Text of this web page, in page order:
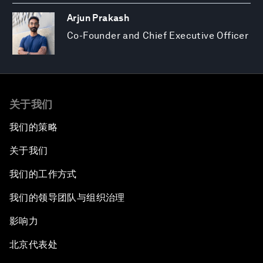
Arjun Prakash
Co-Founder and Chief Executive Officer
关于我们
我们的策略
关于我们
我们的工作方式
我们的领导团队与组织治理
影响力
北京代表处